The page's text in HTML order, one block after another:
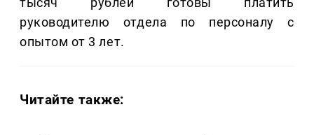
руководителю отдела по персоналу с
опытом от 3 лет.
Читайте также: